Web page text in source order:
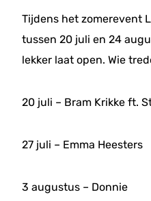
Tijdens het zomerevent
tussen 20 juli en 24
lekker laat open. Wie
20 juli – Bram Krikke ft.
27 juli – Emma Heesters
3 augustus – Donnie